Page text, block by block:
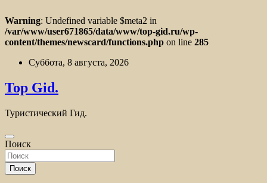
Warning: Undefined variable $meta2 in
/var/www/user671865/data/www/top-gid.ru/wp-
content/themes/newscard/functions.php on line 285
Перейти
содержимому
Суббота, 8 августа, 2026
Top Gid.
Туристический Гид.
Поиск
Поиск